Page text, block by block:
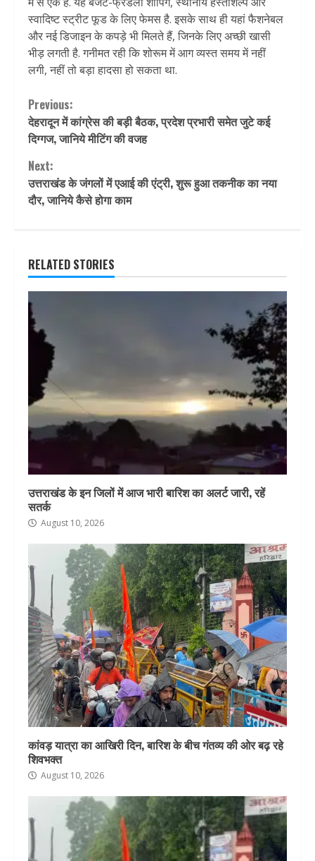
स्वादिष्ट स्ट्रीट फूड के लिए फेमस है. इसके साथ ही यहां फैशनेबल
और नई डिजाइन के कपड़े भी मिलते हैं, जिनके लिए अच्छी खासी
भीड़ लगती है. गनीमत रही कि शोरूम में आग व्यस्त समय में नहीं
लगी, नहीं तो बड़ा हादसा हो सकता था.
Continue
Reading
Previous:
देहरादून में कांग्रेस की बड़ी बैठक, प्रदेश प्रभारी समेत जुटे कई
दिग्गज, जानिये मीटिंग की वजह
Next:
उत्तराखंड के जंगलों में एआई की एंट्री, शुरू हुआ तकनीक का नया
दौर, जानिये कैसे होगा काम
RELATED STORIES
उत्तराखंड के इन जिलों में आज भारी बारिश का अलर्ट जारी, रहें
सतर्क
August 10, 2026
कांवड़ यात्रा का आखिरी दिन, बारिश के बीच गंतव्य की ओर बढ़ रहे
शिवभक्त
August 10, 2026